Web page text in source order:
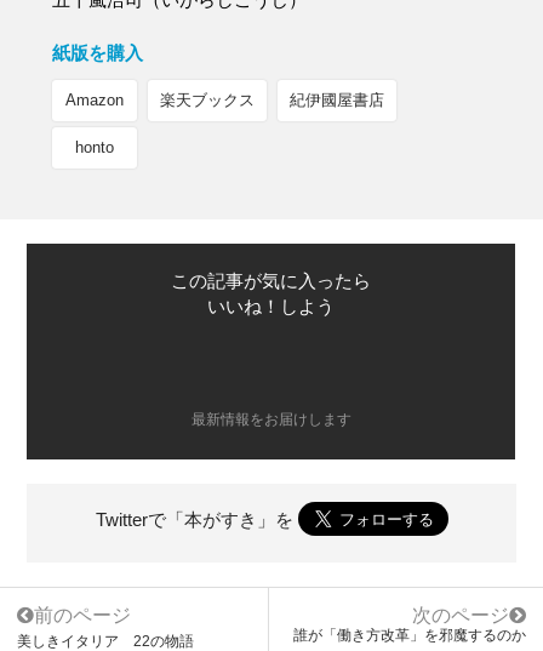
紙版を購入
Amazon 楽天ブックス 紀伊國屋書店
honto
この記事が気に入ったら
いいね！しよう
最新情報をお届けします
Twitterで「本がすき」を
前のページ
美しきイタリア 22の物語
次のページ
誰が「働き方改革」を邪魔するのか